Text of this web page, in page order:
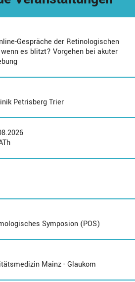
Gespräche der Retinologischen
es blitzt? Vorgehen bei akuter
Petrisberg Trier
Symposion (POS)
Mainz - Glaukom